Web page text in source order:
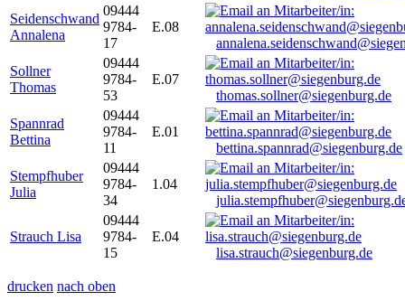
Seidenschwand
Annalena
09444
9784-
17
E.08
Sollner
Thomas
09444
9784-
53
E.07
thomas.sollner@siegenburg.de
Spannrad
Bettina
09444
9784-
11
E.01
bettina.spannrad@siegenburg.de
Stempfhuber
Julia
09444
9784-
34
1.04
Strauch Lisa
09444
9784-
15
E.04
lisa.strauch@siegenburg.de
drucken nach oben